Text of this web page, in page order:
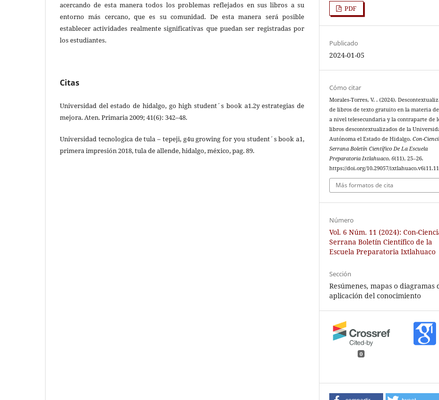
acercando de esta manera todos los problemas reflejados en sus libros a su
entorno más cercano, que es su comunidad. De esta manera será posible
establecer actividades realmente significativas que puedan ser registradas por
los estudiantes.
Citas
Universidad del estado de hidalgo, go high student´s book a1.2y estrategias de
mejora. Aten. Primaria 2009; 41(6): 342–48.
Universidad tecnologica de tula – tepeji, g4u growing for you student´s book a1,
primera impresión 2018, tula de allende, hidalgo, méxico, pag. 89.
PDF
Publicado
2024-01-05
Cómo citar
Morales-Torres, V. . (2024).
de libros de texto gratuito en la materia
a nivel telesecundaria y la contraparte de
libros descontextualizados de la
Autónoma el Estado de Hidalgo.Con-
Serrana Boletín Científico De La Escuela
Preparatoria Ixtlahuaco,6(11), 25–26.
https://doi.org/10.29057/
Más formatos de cita
Número
Vol. 6 Núm. 11 (2024): Con-
Serrana Boletín Científico de la
Escuela Preparatoria Ixtlahuaco
Sección
Resúmenes, mapas o diagramas
aplicación del conocimiento
0